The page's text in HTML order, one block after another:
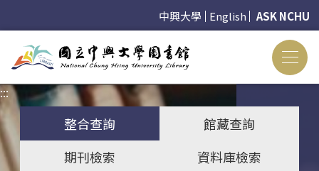
中興大學 English ASK NCHU
:::
整合查詢
館藏查詢
期刊檢索
資料庫檢索